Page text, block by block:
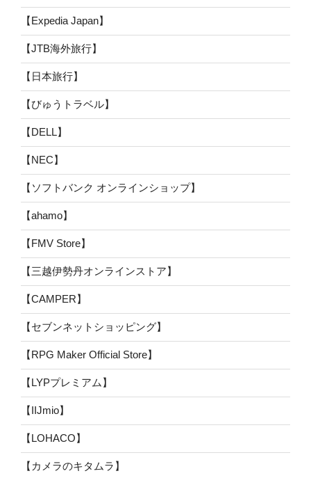
【Expedia Japan】
【JTB海外旅行】
【日本旅行】
【びゅうトラベル】
【DELL】
【NEC】
【ソフトバンク オンラインショップ】
【ahamo】
【FMV Store】
【三越伊勢丹オンラインストア】
【CAMPER】
【セブンネットショッピング】
【RPG Maker Official Store】
【LYPプレミアム】
【IIJmio】
【LOHACO】
【カメラのキタムラ】